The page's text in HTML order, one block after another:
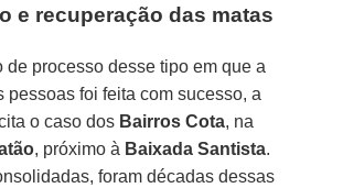
e recuperação das matas
de processo desse tipo em que a
pessoas foi feita com sucesso, a
o caso dos Bairros Cota, na
, próximo à Baixada Santista.
foram décadas dessas